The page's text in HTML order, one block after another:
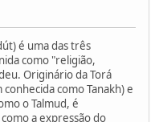
como "religião,
Originário da Torá
como Tanakh) e
o Talmud, é
a expressão do